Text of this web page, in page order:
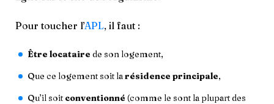
Pour toucher l’APL, il faut :
Être locataire de son logement,
Que ce logement soit larésidence principale,
Qu’il soit conventionné (comme le sont la plupart des